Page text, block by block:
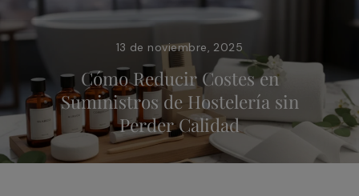
13 de noviembre, 2025
Cómo Reducir Costes en
Suministros de Hostelería sin
Perder Calidad